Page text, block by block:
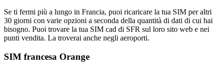
Se ti fermi più a lungo in Francia, puoi ricaricare la tua SIM per altri
30 giorni con varie opzioni a seconda della quantità di dati di cui hai
bisogno. Puoi trovare la tua SIM cad di SFR sul loro sito web e nei
punti vendita. La troverai anche negli aeroporti.
SIM francesa Orange